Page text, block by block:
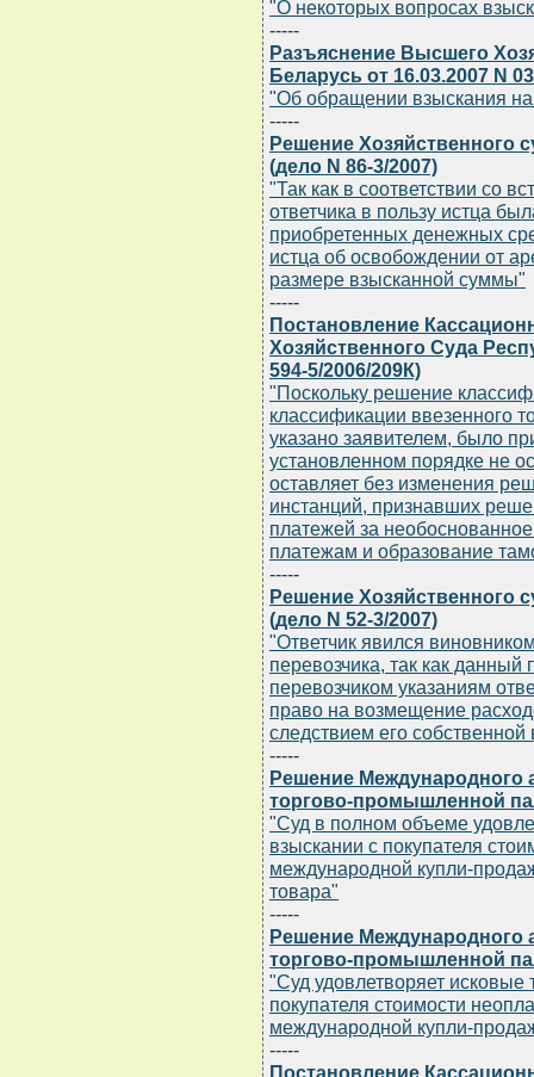
"О некоторых вопросах
-----
Разъяснение Высшего
Беларусь от 16.03.2007 N
"Об обращении взыскания
-----
Решение Хозяйственного
(дело N 86-3/2007)
"Так как в соответствии со
ответчика в пользу истца
приобретенных денежных
истца об освобождении от
размере взысканной суммы"
-----
Постановление
Хозяйственного Суда
594-5/2006/209К)
"Поскольку решение
классификации ввезенного
указано заявителем, было
установленном порядке не
оставляет без изменения
инстанций, признавших
платежей за
платежам и образование
-----
Решение Хозяйственного
(дело N 52-3/2007)
"Ответчик явился
перевозчика, так как
перевозчиком указаниям
право на возмещение
следствием его
-----
Решение Международного
торгово-промышленной
"Суд в полном объеме
взыскании с покупателя
международной купли-
товара"
-----
Решение Международного
торгово-промышленной
"Суд удовлетворяет
покупателя стоимости
международной купли-
-----
Постановление